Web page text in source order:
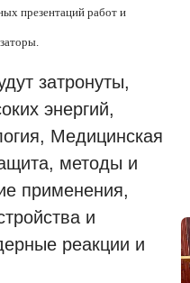
презентаций работ и
затронуты,
энергий,
Медицинская
методы и
применения,
и
реакции и